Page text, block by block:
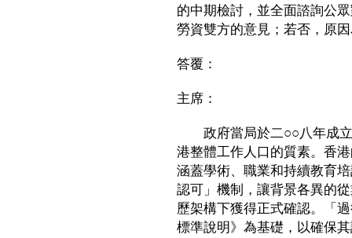
的中期檢討，並全面諮詢公
勞資雙方的意見；若否，原
答覆：
主席：
政府當局於二○○八年成立
港整體工作人口的質素。香
涵蓋學術、職業和持續教育
認可」機制，讓背景各異的
歷架構下獲得正式確認。「
標準說明》為基礎，以確保